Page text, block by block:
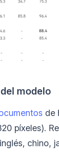
modelo
de
píxeles).
chino,